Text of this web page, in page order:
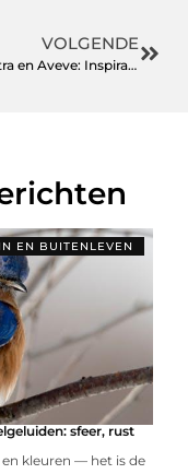
VOLGENDE
Tuincentra en Aveve: Inspiratie, Groen en Praktische Zorg
EN BUITENLEVEN
sfeer, rust
kleuren — het is de